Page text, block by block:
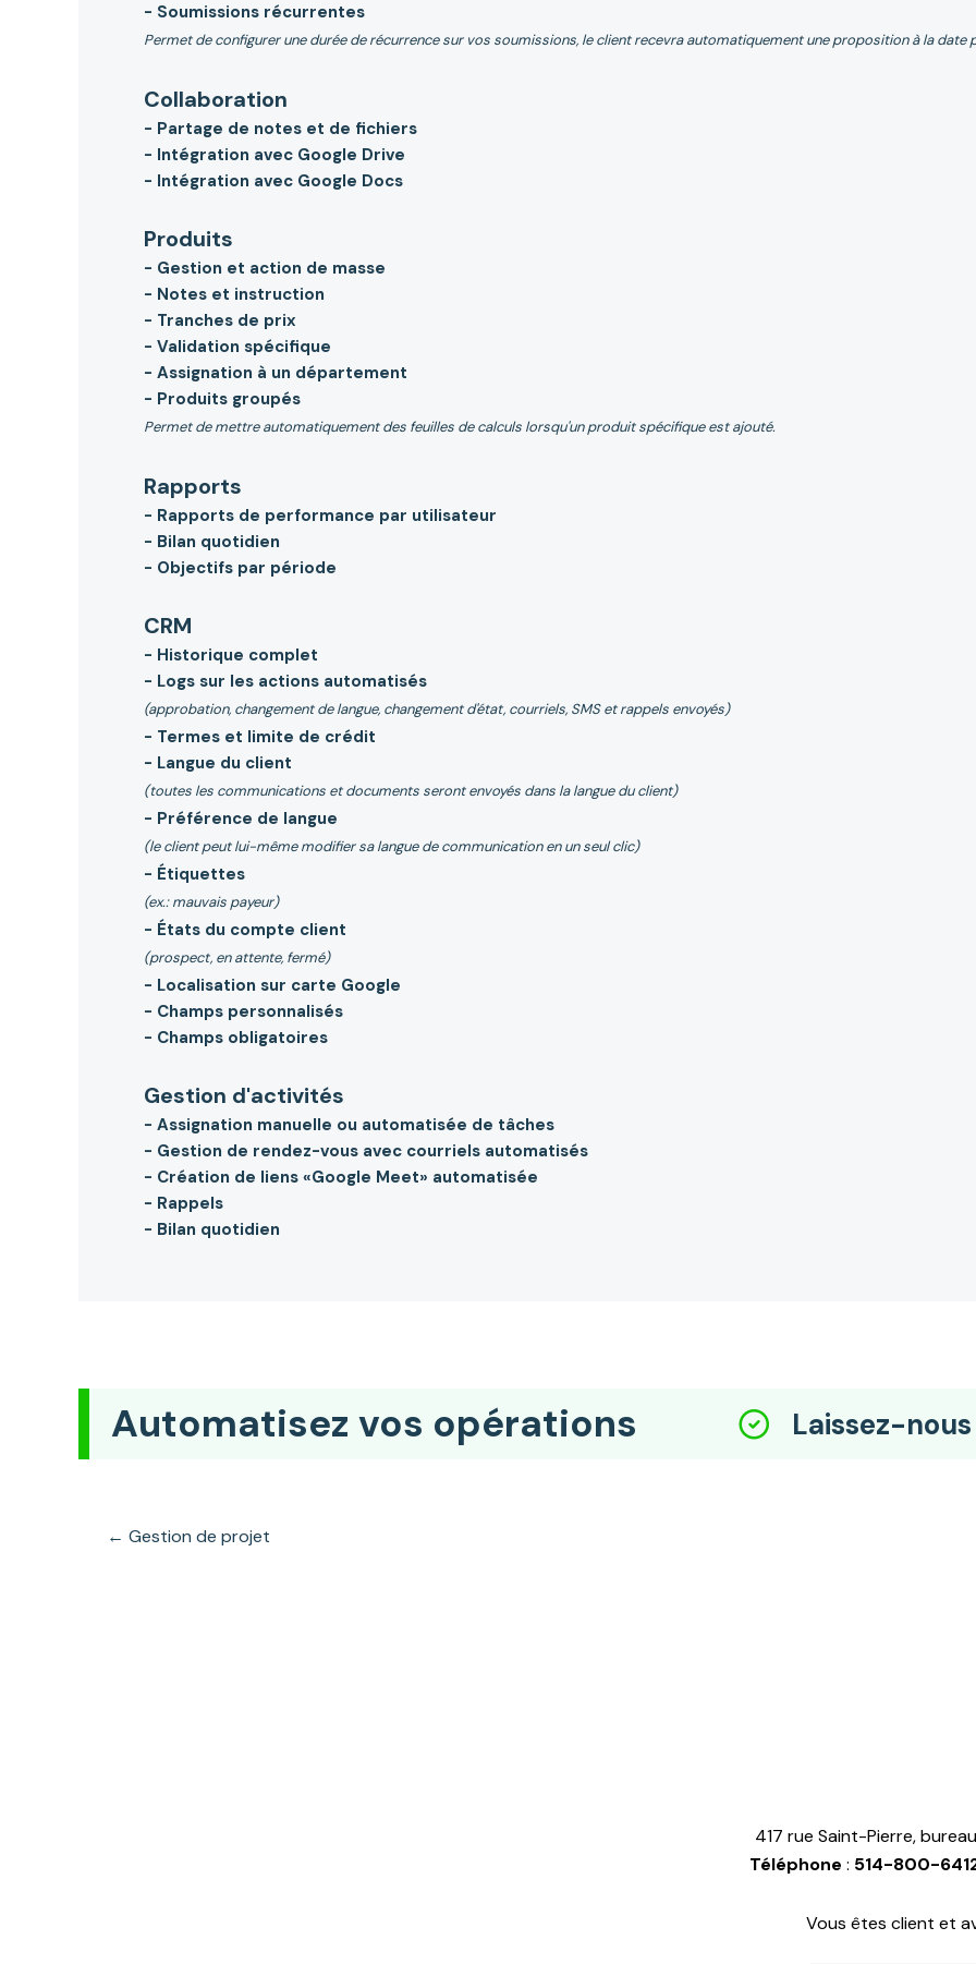
- Soumissions récurrentes
Permet de configurer une durée de récurrence sur vos soumissions, le client recevra automatiquement une proposition à la date
Collaboration
- Partage de notes et de fichiers
- Intégration avec Google Drive
- Intégration avec Google Docs
Produits
- Gestion et action de masse
- Notes et instruction
- Tranches de prix
- Validation spécifique
- Assignation à un département
- Produits groupés
Permet de mettre automatiquement des feuilles de calculs lorsqu'un produit spécifique est ajouté.
Rapports
- Rapports de performance par utilisateur
- Bilan quotidien
- Objectifs par période
CRM
- Historique complet
- Logs sur les actions automatisés
(approbation, changement de langue, changement d'état, courriels, SMS et rappels envoyés)
- Termes et limite de crédit
- Langue du client
(toutes les communications et documents seront envoyés dans la langue du client)
- Préférence de langue
(le client peut lui-même modifier sa langue de communication en un seul clic)
- Étiquettes
(ex.: mauvais payeur)
- États du compte client
(prospect, en attente, fermé)
- Localisation sur carte Google
- Champs personnalisés
- Champs obligatoires
Gestion d'activités
- Assignation manuelle ou automatisée de tâches
- Gestion de rendez-vous avec courriels automatisés
- Création de liens «Google Meet» automatisée
- Rappels
- Bilan quotidien
Automatisez vos opérations Laissez-
← Gestion de projet
417 rue Saint-Pierre,
Téléphone : 514-800-
Vous êtes client et